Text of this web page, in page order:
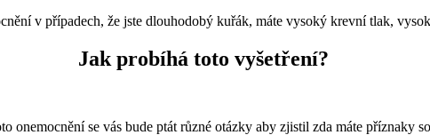
v případech, že jste dlouhodobý kuřák, máte vysoký krevní tlak,
Jak probíhá toto vyšetření?
onemocnění se vás bude ptát různé otázky aby zjistil zda máte příznaky